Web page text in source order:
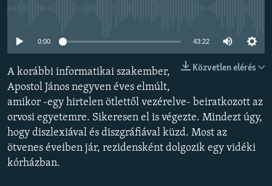
KLÍMAVÁLTOZÁS
A MÚLT TANULSÁGAI
KÖVESSEN MINKET!
Valamennyi RFE/RL weboldal
0:00 43:22
Közvetlen elérés
A korábbi informatikai szakember,
Apostol János negyven éves elmúlt,
amikor -egy hirtelen ötlettől vezérelve- beiratkozott az
orvosi egyetemre. Sikeresen el is végezte. Mindezt úgy,
hogy diszlexiával és diszgráfiával küzd. Most az
ötvenes éveiben jár, rezidensként dolgozik egy vidéki
kórházban.